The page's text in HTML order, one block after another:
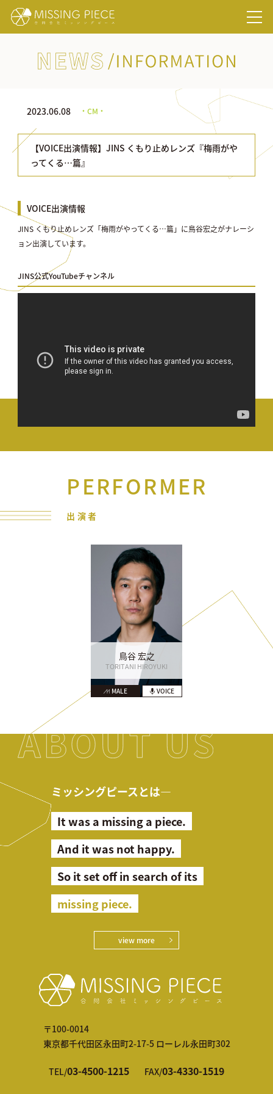
NEWS/INFORMATION
2023.06.08 ・CM・
【VOICE出演情報】JINS くもり止めレンズ『梅雨がや
ってくる…篇』
VOICE出演情報
JINS くもり止めレンズ「梅雨がやってくる…篇」に鳥谷宏之がナレーシ
ョン出演しています。
JINS公式YouTubeチャンネル
PERFORMER
出演者
鳥谷 宏之
TORITANI HIROYUKI
MALE VOICE
ミッシングピースとは―
It was a missing a piece.
And it was not happy.
So it set off in search of its
missing piece.
view more
〒100-0014
東京都千代田区永田町2-17-5 ローレル永田町302
TEL/03-4500-1215 FAX/03-4330-1519